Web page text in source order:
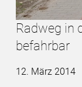
Radweg in
befahrbar
12. März 2014